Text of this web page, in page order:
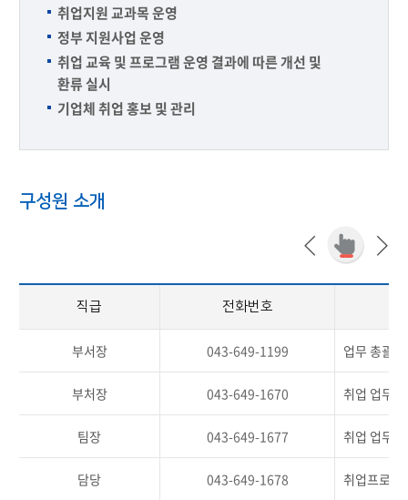
취업지원 교과목 운영
정부 지원사업 운영
취업 교육 및 프로그램 운영 결과에 따른 개선 및
환류 실시
기업체 취업 홍보 및 관리
구성원 소개
직급 전화번호
부서장 043-649-1199 업무 총괄
부처장 043-649-1670 취업 업무
팀장 043-649-1677 취업 업무
담당 043-649-1678 취업프로그